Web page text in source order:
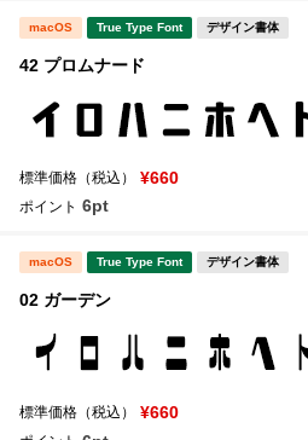
macOS True Type Font デザイン書体
42 プロムナード
標準価格（税込） ¥660
ポイント 6pt
macOS True Type Font デザイン書体
02 ガーデン
標準価格（税込） ¥660